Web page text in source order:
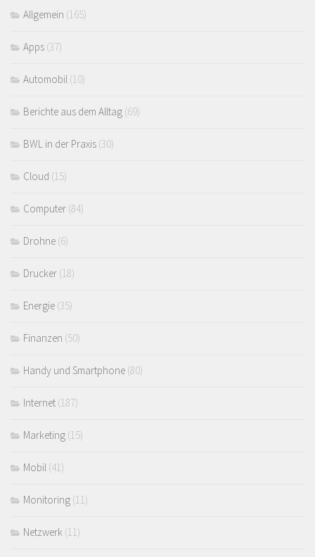
Allgemein (165)
Apps (37)
Automobil (10)
Berichte aus dem Alltag (69)
BWL in der Praxis (30)
Cloud (15)
Computer (84)
Drohne (6)
Drucker (18)
Energie (35)
Finanzen (50)
Handy und Smartphone (80)
Internet (187)
Marketing (15)
Mobil (41)
Monitoring (11)
Netzwerk (11)